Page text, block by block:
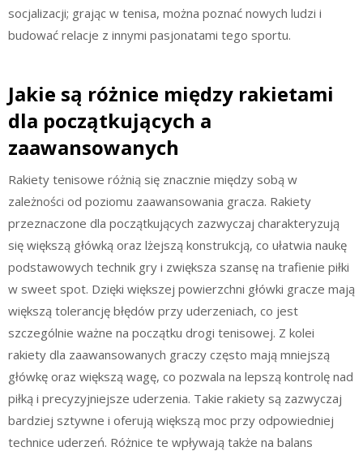
socjalizacji; grając w tenisa, można poznać nowych ludzi i
budować relacje z innymi pasjonatami tego sportu.
Jakie są różnice między rakietami
dla początkujących a
zaawansowanych
Rakiety tenisowe różnią się znacznie między sobą w
zależności od poziomu zaawansowania gracza. Rakiety
przeznaczone dla początkujących zazwyczaj charakteryzują
się większą główką oraz lżejszą konstrukcją, co ułatwia naukę
podstawowych technik gry i zwiększa szansę na trafienie piłki
w sweet spot. Dzięki większej powierzchni główki gracze mają
większą tolerancję błędów przy uderzeniach, co jest
szczególnie ważne na początku drogi tenisowej. Z kolei
rakiety dla zaawansowanych graczy często mają mniejszą
główkę oraz większą wagę, co pozwala na lepszą kontrolę nad
piłką i precyzyjniejsze uderzenia. Takie rakiety są zazwyczaj
bardziej sztywne i oferują większą moc przy odpowiedniej
technice uderzeń. Różnice te wpływają także na balans